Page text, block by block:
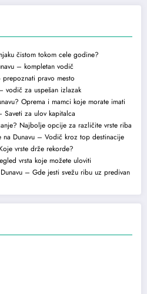
čistom tokom cele godine?
– kompletan vodič
pravo mesto
vodič za uspešan izlazak
Oprema i mamci koje morate imati
Saveti za ulov kapitalca
Najbolje opcije za različite vrste riba
na Dunavu – Vodič kroz top destinacije
vrste drže rekorde?
vrsta koje možete uloviti
– Gde jesti svežu ribu uz predivan